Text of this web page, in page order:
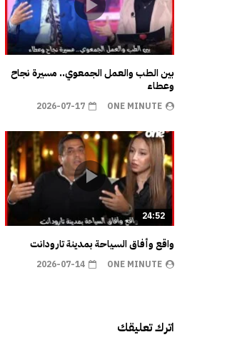
بين الطب والعمل الجمعوي.. مسيرة نجاح
وعطاء
ONE MINUTE
2026-07-17
24:52
واقع وأفاق السياحة بمدينة تارودانت
ONE MINUTE
2026-07-14
اترك تعليقك